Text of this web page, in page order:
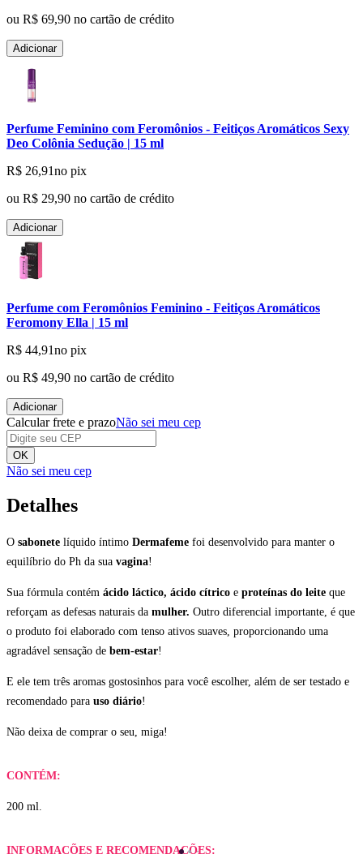
ou R$ 69,90 no cartão de crédito
Adicionar
Perfume Feminino com Feromônios - Feitiços Aromáticos Sexy
Deo Colônia Sedução | 15 ml
R$ 26,91no pix
ou R$ 29,90 no cartão de crédito
Adicionar
Perfume com Feromônios Feminino - Feitiços Aromáticos
Feromony Ella | 15 ml
R$ 44,91no pix
ou R$ 49,90 no cartão de crédito
Adicionar
Calcular frete e prazoNão sei meu cep
OK
Não sei meu cep
Detalhes
O sabonete líquido íntimo Dermafeme foi desenvolvido para manter o
equilíbrio do Ph da sua vagina!
Sua fórmula contém ácido láctico, ácido cítrico e proteínas do leite que
reforçam as defesas naturais da mulher. Outro diferencial importante, é que
o produto foi elaborado com tenso ativos suaves, proporcionando uma
agradável sensação de bem-estar!
E ele tem três aromas gostosinhos para você escolher, além de ser testado e
recomendado para uso diário!
Não deixa de comprar o seu, miga!
CONTÉM:
200 ml.
INFORMAÇÕES E RECOMENDAÇÕES: